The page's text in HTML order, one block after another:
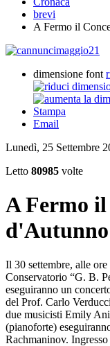
brevi
A Fermo il
dimensione font
Stampa
Email
Lunedì, 25 Settembre
Letto 80985 volte
A Fermo
d'Autunno
Il 30 settembre, alle
Conservatorio “G. B.
eseguiranno un
del Prof. Carlo
due musicisti Emily
(pianoforte)
Rachmaninov.